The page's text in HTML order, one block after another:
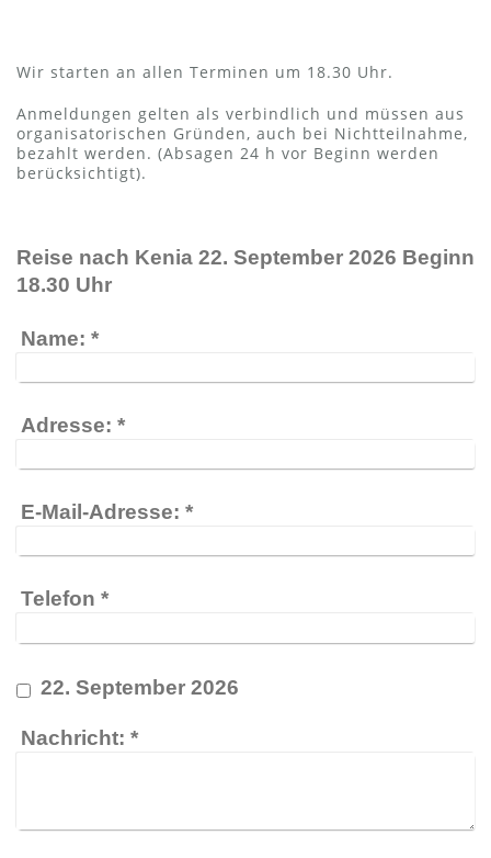
Wir starten an allen Terminen um 18.30 Uhr.
Anmeldungen gelten als verbindlich und müssen aus
organisatorischen Gründen, auch bei Nichtteilnahme,
bezahlt werden. (Absagen 24 h vor Beginn werden
berücksichtigt).
Reise nach Kenia 22. September 2026 Beginn
18.30 Uhr
Name: *
Adresse: *
E-Mail-Adresse: *
Telefon *
22. September 2026
Nachricht: *